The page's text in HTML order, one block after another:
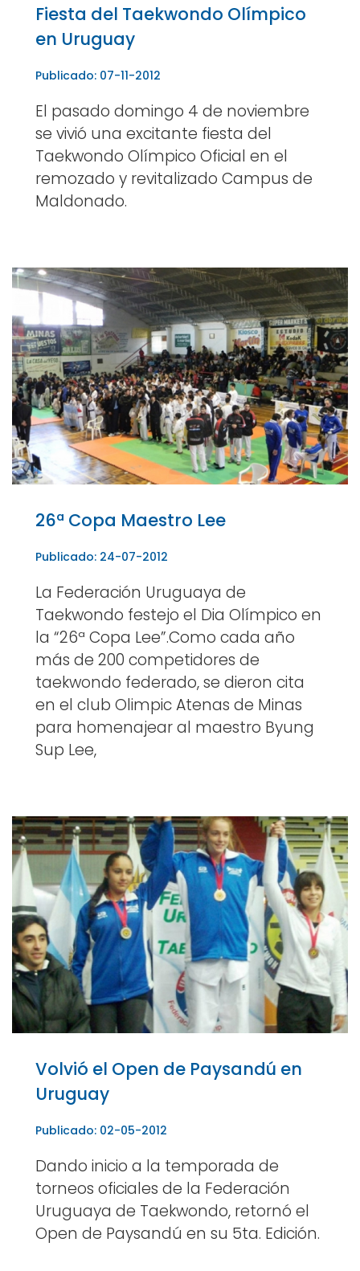
Fiesta del Taekwondo Olímpico
en Uruguay
Publicado: 07-11-2012
El pasado domingo 4 de noviembre
se vivió una excitante fiesta del
Taekwondo Olímpico Oficial en el
remozado y revitalizado Campus de
Maldonado.
26ª Copa Maestro Lee
Publicado: 24-07-2012
La Federación Uruguaya de
Taekwondo festejo el Dia Olímpico en
la “26ª Copa Lee”.Como cada año
más de 200 competidores de
taekwondo federado, se dieron cita
en el club Olimpic Atenas de Minas
para homenajear al maestro Byung
Sup Lee,
Volvió el Open de Paysandú en
Uruguay
Publicado: 02-05-2012
Dando inicio a la temporada de
torneos oficiales de la Federación
Uruguaya de Taekwondo, retornó el
Open de Paysandú en su 5ta. Edición.